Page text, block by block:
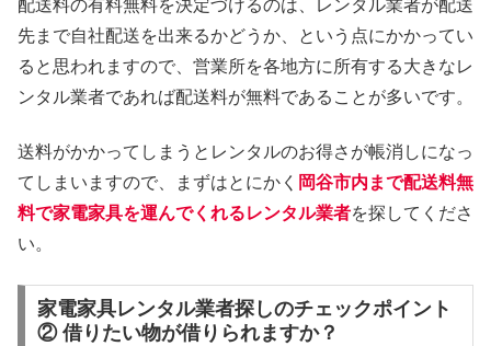
配送料の有料無料を決定づけるのは、レンタル業者が配送
先まで自社配送を出来るかどうか、という点にかかってい
ると思われますので、営業所を各地方に所有する大きなレ
ンタル業者であれば配送料が無料であることが多いです。
送料がかかってしまうとレンタルのお得さが帳消しになっ
てしまいますので、まずはとにかく 岡谷市内まで配送料無
料で家電家具を運んでくれるレンタル業者を探してくださ
い。
家電家具レンタル業者探しのチェックポイント
② 借りたい物が借りられますか？